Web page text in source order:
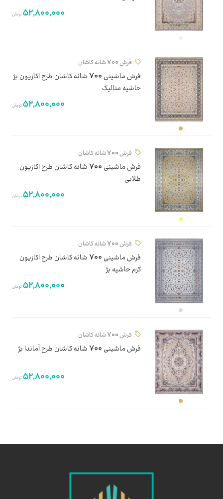
52,800,000تومان
فرش 700 شانه کاشان
فرش ماشینی 700 شانه کاشان طرح اکازیون بژ
حاشیه متالیک
52,800,000تومان
فرش 700 شانه کاشان
فرش ماشینی 700 شانه کاشان طرح اکازیون
طلایی
52,800,000تومان
فرش 700 شانه کاشان
فرش ماشینی 700 شانه کاشان طرح اکازیون
کرم حاشیه بژ
52,800,000تومان
فرش 700 شانه کاشان
فرش ماشینی 700 شانه کاشان طرح آماندا بژ
52,800,000تومان